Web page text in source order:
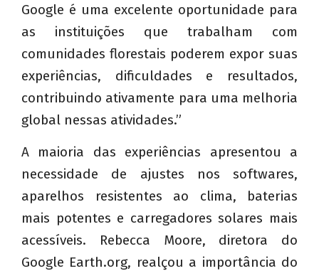
Google é uma excelente oportunidade para
as instituições que trabalham com
comunidades florestais poderem expor suas
experiências, dificuldades e resultados,
contribuindo ativamente para uma melhoria
global nessas atividades.”
A maioria das experiências apresentou a
necessidade de ajustes nos softwares,
aparelhos resistentes ao clima, baterias
mais potentes e carregadores solares mais
acessíveis. Rebecca Moore, diretora do
Google Earth.org, realçou a importância do